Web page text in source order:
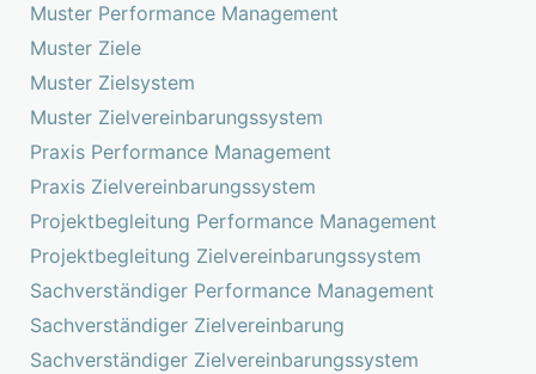
Muster Performance Management
Muster Ziele
Muster Zielsystem
Muster Zielvereinbarungssystem
Praxis Performance Management
Praxis Zielvereinbarungssystem
Projektbegleitung Performance Management
Projektbegleitung Zielvereinbarungssystem
Sachverständiger Performance Management
Sachverständiger Zielvereinbarung
Sachverständiger Zielvereinbarungssystem